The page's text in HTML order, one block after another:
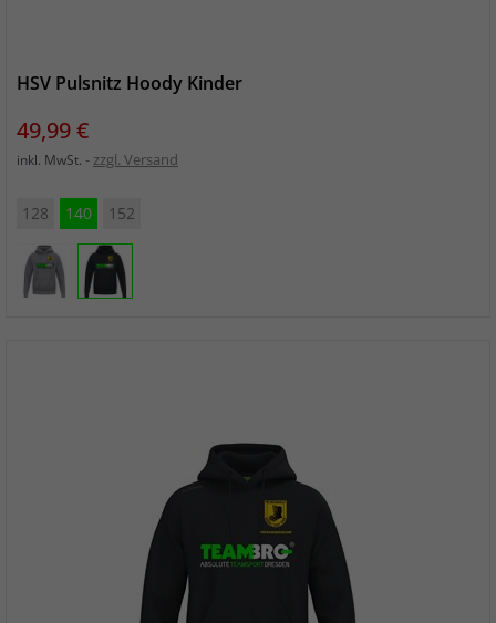
HSV Pulsnitz Hoody Kinder
Preis
49,99 €
inkl. MwSt. zzgl. Versand
128 140 152